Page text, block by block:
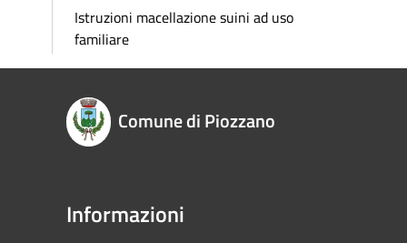
Istruzioni macellazione suini ad uso
familiare
Comune di Piozzano
Informazioni